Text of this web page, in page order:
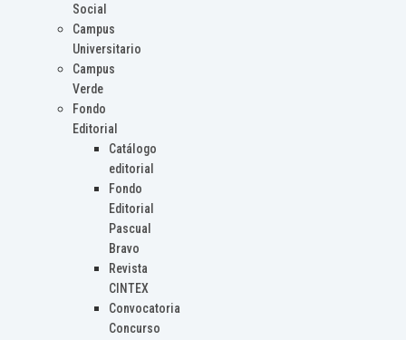
Social
Campus
Universitario
Campus
Verde
Fondo
Editorial
Catálogo
editorial
Fondo
Editorial
Pascual
Bravo
Revista
CINTEX
Convocatoria
Concurso